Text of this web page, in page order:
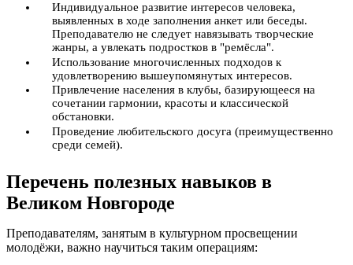
Индивидуальное развитие интересов человека,
выявленных в ходе заполнения анкет или беседы.
Преподавателю не следует навязывать творческие
жанры, а увлекать подростков в "ремёсла".
Использование многочисленных подходов к
удовлетворению вышеупомянутых интересов.
Привлечение населения в клубы, базирующееся на
сочетании гармонии, красоты и классической
обстановки.
Проведение любительского досуга (преимущественно
среди семей).
Перечень полезных навыков в
Великом Новгороде
Преподавателям, занятым в культурном просвещении
молодёжи, важно научиться таким операциям: